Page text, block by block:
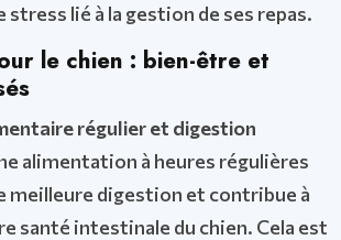
stress lié à la gestion de ses repas.
le chien : bien-être et
régulier et digestion
alimentation à heures régulières
meilleure digestion et contribue à
santé intestinale du chien. Cela est